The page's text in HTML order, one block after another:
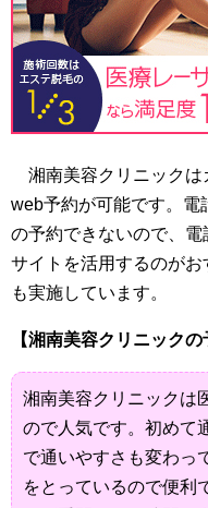
湘南美容クリニックは
web予約が可能です。電
の予約できないので、
サイトを活用するのが
も実施しています。
【湘南美容クリニックの
湘南美容クリニックは
ので人気です。初めて
で通いやすさも変わっ
をとっているので便利